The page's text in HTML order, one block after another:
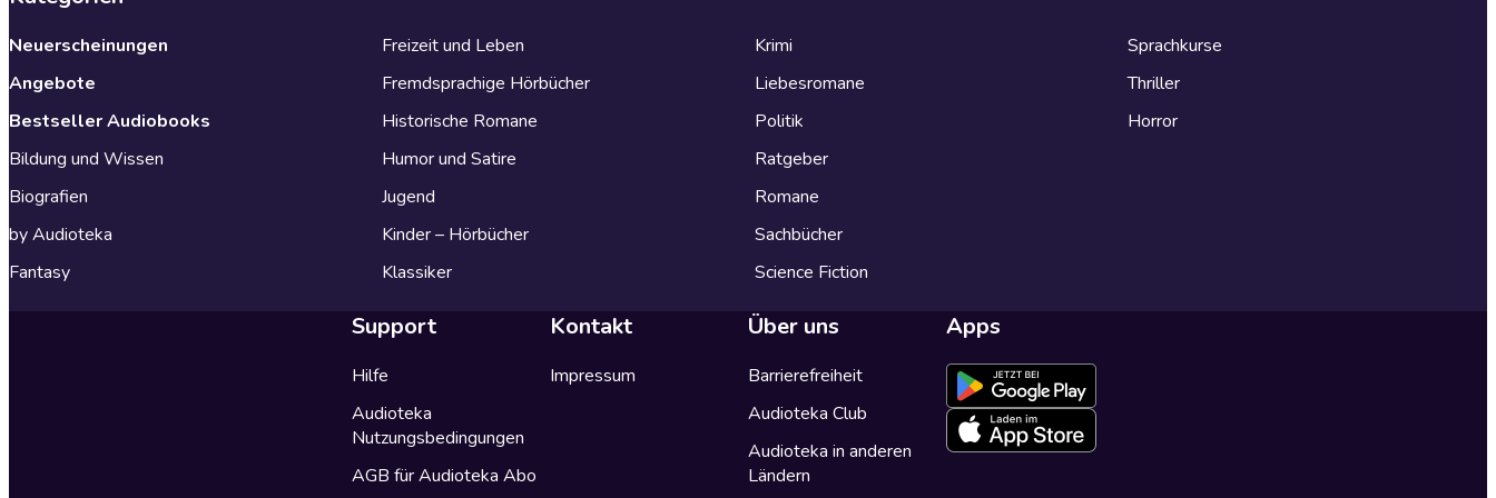
Neuerscheinungen
Angebote
Bestseller Audiobooks
Bildung und Wissen
Biografien
by Audioteka
Fantasy
Freizeit und Leben
Fremdsprachige Hörbücher
Historische Romane
Humor und Satire
Jugend
Kinder – Hörbücher
Klassiker
Krimi
Liebesromane
Politik
Ratgeber
Romane
Sachbücher
Science Fiction
Sprachkurse
Thriller
Horror
Support
Hilfe
Audioteka
Nutzungsbedingungen
AGB für Audioteka Abo
Kontakt
Impressum
Über uns
Barrierefreiheit
Audioteka Club
Audioteka in anderen
Ländern
Apps